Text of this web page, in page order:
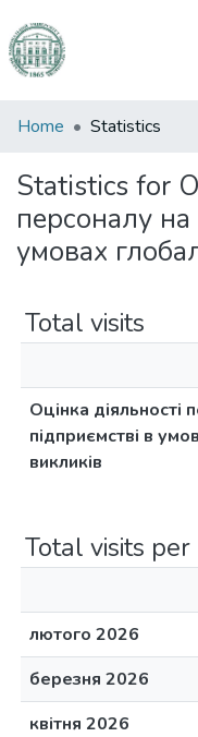
Communities
Collections
All of DSpace
Home Statistics
Statistics for
персоналу на
умовах
Total visits
Оцінка діяльності
підприємстві в
викликів
Total visits
лютого 2026
березня 2026
квітня 2026